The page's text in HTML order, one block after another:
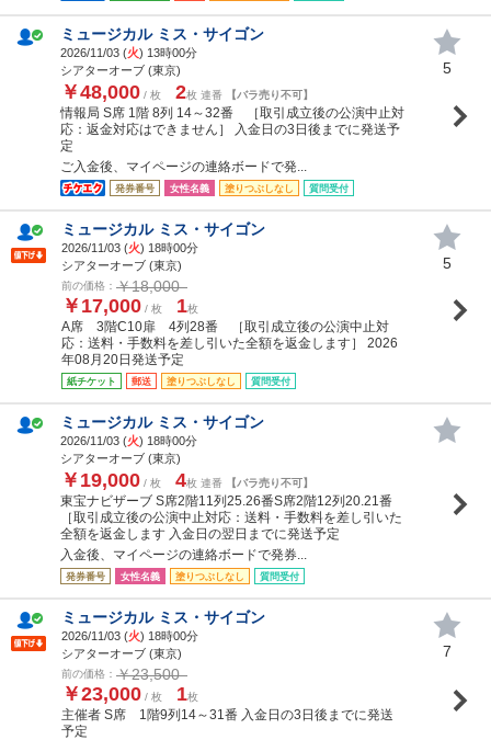
ミュージカル ミス・サイゴン
2026/11/03 (火) 13時00分
シアターオーブ (東京)
￥48,000 / 枚 2枚 連番 【バラ売り不可】
情報局 S席 1階 8列 14～32番 ［取引成立後の公演中止対
応：返金対応はできません］ 入金日の3日後までに発送予
定
ご入金後、マイページの連絡ボードで発...
発券番号 女性名義 塗りつぶしなし 質問受付
5
ミュージカル ミス・サイゴン
2026/11/03 (火) 18時00分
シアターオーブ (東京)
前の価格： ￥18,000
￥17,000 / 枚 1枚
A席 3階C10扉 4列28番 ［取引成立後の公演中止対
応：送料・手数料を差し引いた全額を返金します］ 2026
年08月20日発送予定
紙チケット 郵送 塗りつぶしなし 質問受付
5
ミュージカル ミス・サイゴン
2026/11/03 (火) 18時00分
シアターオーブ (東京)
￥19,000 / 枚 4枚 連番 【バラ売り不可】
東宝ナビザーブ S席2階11列25.26番S席2階12列20.21番
［取引成立後の公演中止対応：送料・手数料を差し引いた
全額を返金します 入金日の翌日までに発送予定
入金後、マイページの連絡ボードで発券...
発券番号 女性名義 塗りつぶしなし 質問受付
ミュージカル ミス・サイゴン
2026/11/03 (火) 18時00分
シアターオーブ (東京)
前の価格： ￥23,500
￥23,000 / 枚 1枚
主催者 S席 1階9列14～31番 入金日の3日後までに発送
予定
7